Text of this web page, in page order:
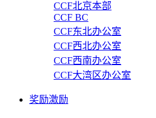
CCF北京本部
CCF BC
CCF东北办公室
CCF西北办公室
CCF西南办公室
CCF大湾区办公室
奖励激励